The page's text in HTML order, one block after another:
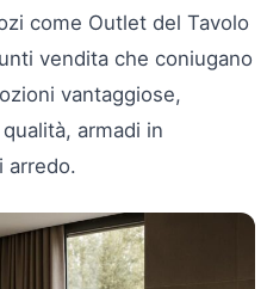
come Outlet del Tavolo
vendita che coniugano
vantaggiose,
armadi in
arredo.